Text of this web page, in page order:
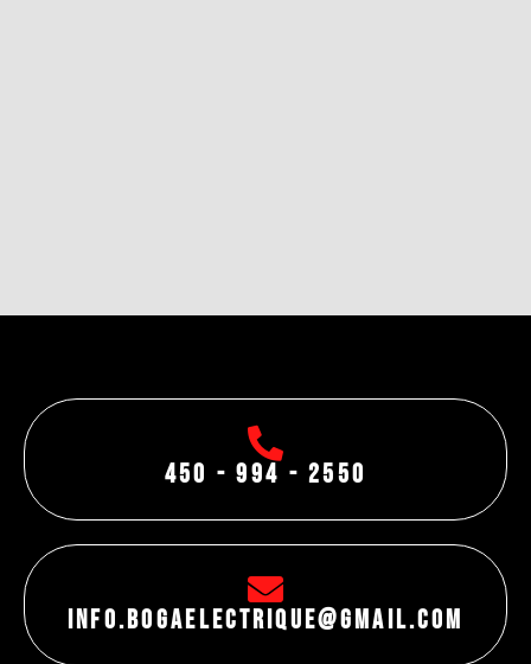
450 - 994 - 2550
info.bogaelectrique@gmail.com